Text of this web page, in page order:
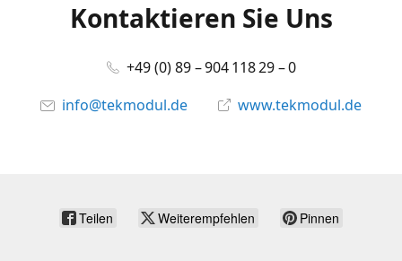
Kontaktieren Sie Uns
+49 (0) 89 – 904 118 29 – 0
info@tekmodul.de
www.tekmodul.de
Teilen Weiterempfehlen Pinnen